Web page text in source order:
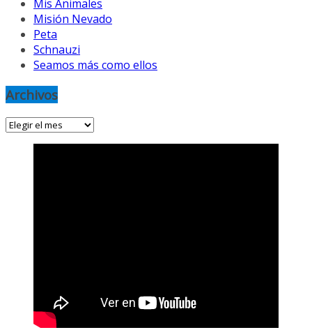
Mis Animales
Misión Nevado
Peta
Schnauzi
Seamos más como ellos
Archivos
Archivos